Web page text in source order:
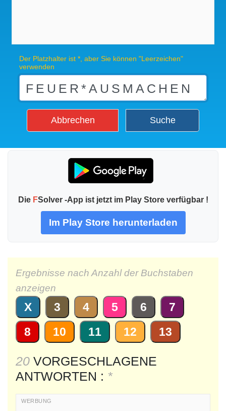
Der Platzhalter ist *, aber Sie können "Leerzeichen"
verwenden
Abbrechen Suche
Die FSolver -App ist jetzt im Play Store verfügbar !
Im Play Store herunterladen
Ergebnisse nach Anzahl der Buchstaben
anzeigen
X 3 4 5 6
7
8
10 11 12 13
20 VORGESCHLAGENE
ANTWORTEN : *